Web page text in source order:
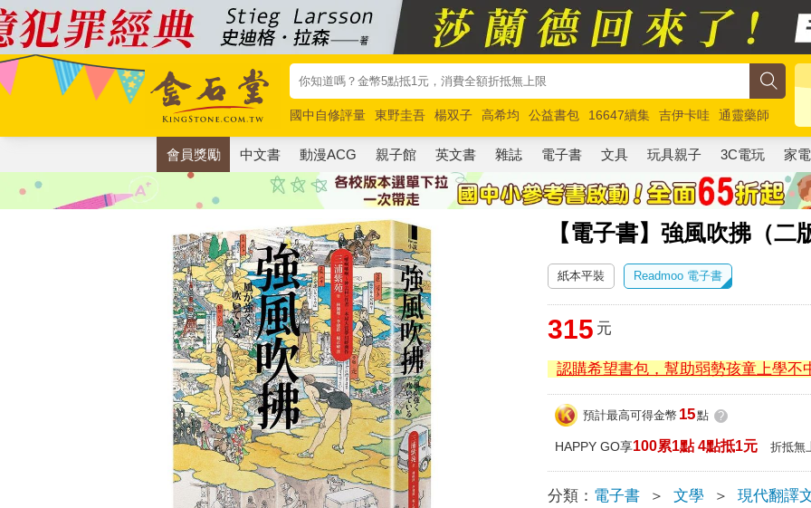
國中自修評量 東野圭吾 楊双子 高希均 公益書包 16647續集 吉伊卡哇
通靈藥師
唯紅花綻放
奧德賽 路邊攤新作 馬斯克 玩具總動員5 超慢跑
會員獎勵 中文書 動漫ACG 親子館 英文書 雜誌 電子書 文具 玩具親子 3C電玩 家電
【電子書】強風吹拂（二
紙本平裝 Readmoo 電子書
315 元
認購希望書包，幫助弱勢孩童上學不
預計最高可得金幣 15點 ?
HAPPY GO享100累1點 4點抵1元 折抵無
分類： 電子書 ＞ 文學 ＞ 現代翻譯